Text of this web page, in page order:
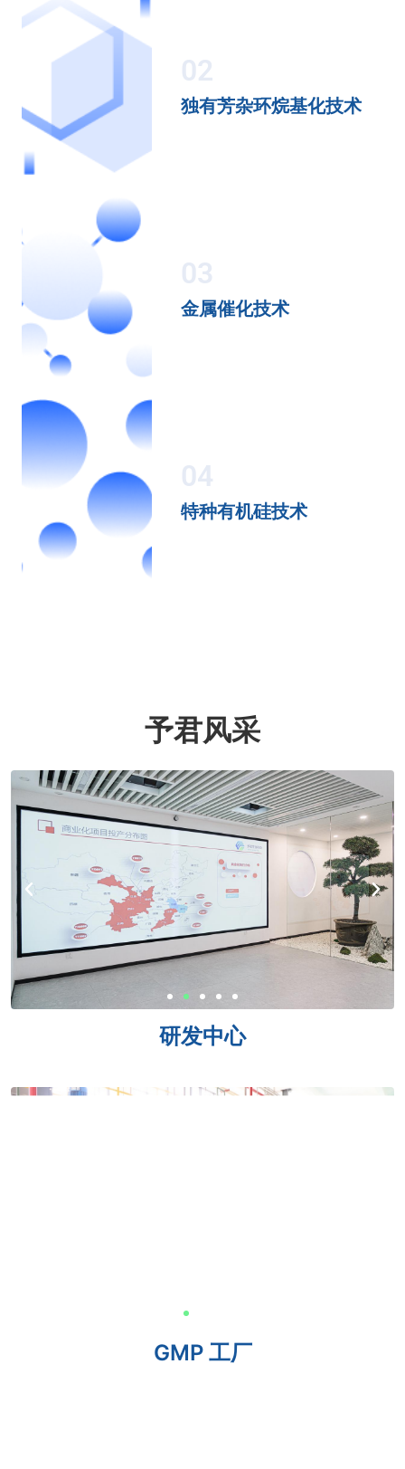
02
独有芳杂环烷基化技术
03
金属催化技术
04
特种有机硅技术
予君风采
研发中心
GMP 工厂